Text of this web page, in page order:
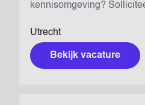
Utrecht
kennisomgeving?
Bekijk vacature